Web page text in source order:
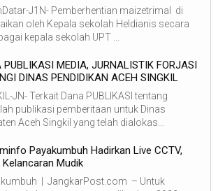
J1N- Pemberhentian maizetrimal di
oleh Kepala sekolah Heldianis secara
kepala sekolah UPT ...
PUBLIKASI MEDIA, JURNALISTIK FORJASI
DINAS PENDIDIKAN ACEH SINGKIL
JN- Terkait Dana PUBLIKASI tentang
publikasi pemberitaan untuk Dinas
Aceh Singkil yang telah dialokas...
Payakumbuh Hadirkan Live CCTV,
Kelancaran Mudik
| JangkarPost.com – Untuk